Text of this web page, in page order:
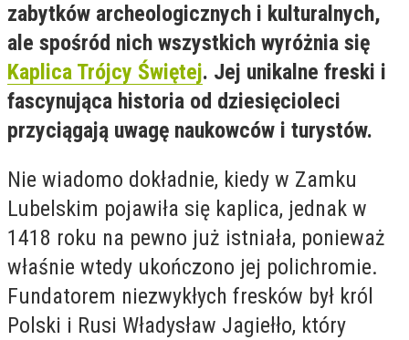
zabytków archeologicznych i kulturalnych,
ale spośród nich wszystkich wyróżnia się
Kaplica Trójcy Świętej. Jej unikalne freski i
fascynująca historia od dziesięcioleci
przyciągają uwagę naukowców i turystów.
Nie wiadomo dokładnie, kiedy w Zamku
Lubelskim pojawiła się kaplica, jednak w
1418 roku na pewno już istniała, ponieważ
właśnie wtedy ukończono jej polichromie.
Fundatorem niezwykłych fresków był król
Polski i Rusi Władysław Jagiełło, który